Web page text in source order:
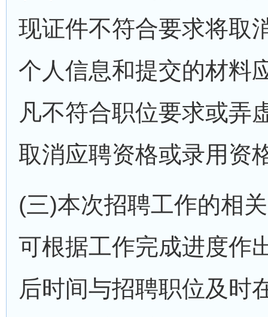
现证件不符合要求将取
个人信息和提交的材料
凡不符合职位要求或弄
取消应聘资格或录用资
(三)本次招聘工作的相
可根据工作完成进度作
后时间与招聘职位及时